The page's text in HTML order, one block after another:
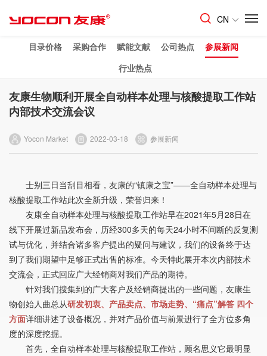
CN
目录价格 采购合作 赋能文献 公司热点
参展新闻
行业热点
友康生物顺利开展全自动样本处理与核酸提取工作站
内部技术交流会议
Yocon Market 2022-03-18 参展新闻
士别三日当刮目相看，友康的“镇康之宝”——全自动样本处理与
核酸提取工作站此次全新升级，荣誉归来！
友康全自动样本处理与核酸提取工作站早在2021年5月28日在
线下开展过新品发布会，历经300多天的每天24小时不间断的反复测
试与优化，并结合诸多客户提出的疑问与建议，我们的设备终于达
到了我们期望中足够正式出售的标准。今天特此展开本次内部技术
交流会，正式回应广大经销商对我们产品的期待。
针对我们搜集到的广大客户及经销商提出的一些问题，友康生
物创始人曲总从研发初衷、产品卖点、市场走势、“痛点”解答 四个
方面详细讲述了设备概况，并对产品价值与前景进行了全方位多角
度的深度挖掘。
首先，全自动样本处理与核酸提取工作站，顾名思义它最明显